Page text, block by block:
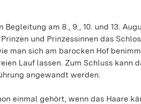
am 8., 9., 10. und 13.
und Prinzessinnen das
man sich am barocken Hof
Lauf lassen. Zum Schluss kann
angewandt werden.
einmal gehört, wenn das Haare